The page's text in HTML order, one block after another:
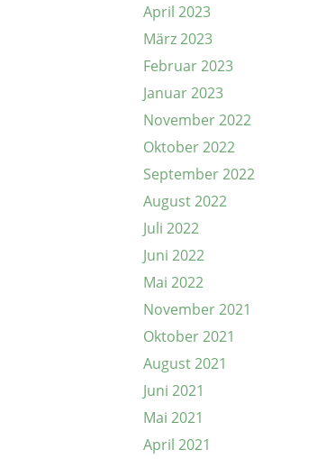
April 2023
März 2023
Februar 2023
Januar 2023
November 2022
Oktober 2022
September 2022
August 2022
Juli 2022
Juni 2022
Mai 2022
November 2021
Oktober 2021
August 2021
Juni 2021
Mai 2021
April 2021